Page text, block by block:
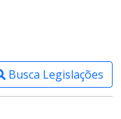
Busca Legislações